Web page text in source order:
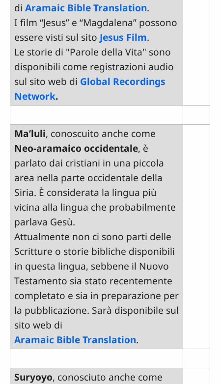
di Aramaic Bible Translation.
I film “Jesus” e “Magdalena” possono
essere visti sul sito Jesus Film.
Le storie di "Parole della Vita" sono
disponibili come registrazioni audio
sul sito web di Global Recordings
Network.
Ma’luli, conoscuito anche come
Neo-aramaico occidentale, è
parlato dai cristiani in una piccola
area nella parte occidentale della
Siria. È considerata la lingua più
vicina alla lingua che probabilmente
parlava Gesù.
Attualmente non ci sono parti delle
Scritture o storie bibliche disponibili
in questa lingua, sebbene il Nuovo
Testamento sia stato recentemente
completato e sia in preparazione per
la pubblicazione. Sarà disponibile sul
sito web di
Aramaic Bible Translation.
Suryoyo, conosciuto anche come